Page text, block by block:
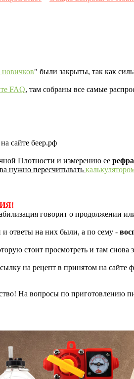
" были закрыты, так как
FAQ, там собраны все самые
на сайте беер.рф
Плотности и измерению ее
нужно пересчитывать
говорит о продолжении
ответы на них были, а по сему -
стоит просмотреть и там снова
на рецепт в принятом на сайте
На вопросы по приготовлению